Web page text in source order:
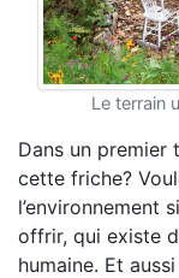
Le terrain
Dans un premier
cette friche?
l’environnement
offrir, qui existe
humaine. Et